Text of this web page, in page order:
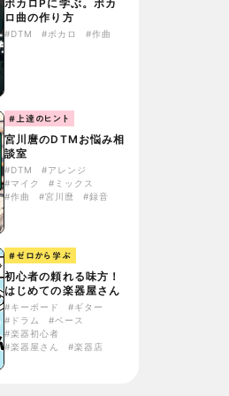
ボカロPに学ぶ。ボカ
ロ曲の作り方
#DTM #ボカロ #作曲
#上達のヒント
宮川麿のDTMお悩み相
談室
#DTM
#アレンジ
#マイク
#ミックス
#作曲
#宮川麿 #録音
#ゼロから学ぶ
初心者の頼れる味方！
はじめての楽器屋さん
#キーボード
#ギター
#ドラム
#ベース
#楽器初心者
#楽器屋さん
#楽器店